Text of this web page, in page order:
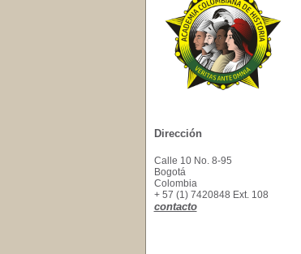
Dirección
Calle 10 No. 8-95
Bogotá
Colombia
+ 57 (1) 7420848 Ext. 108
contacto